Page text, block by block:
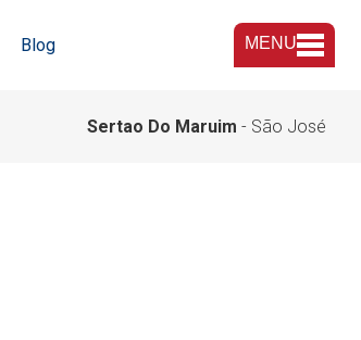
Blog MENU
Sertao Do Maruim - São José